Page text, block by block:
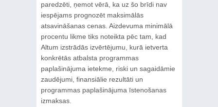
paredzēti, ņemot vērā, ka uz šo brīdi nav
iespējams prognozēt maksimālās
atsavināšanas cenas. Aizdevuma minimālā
procentu likme tiks noteikta pēc tam, kad
Altum izstrādās izvērtējumu, kurā ietverta
konkrētās atbalsta programmas
paplašinājuma ietekme, riski un sagaidāmie
zaudējumi, finansiālie rezultāti un
programmas paplašinājuma īstenošanas
izmaksas.